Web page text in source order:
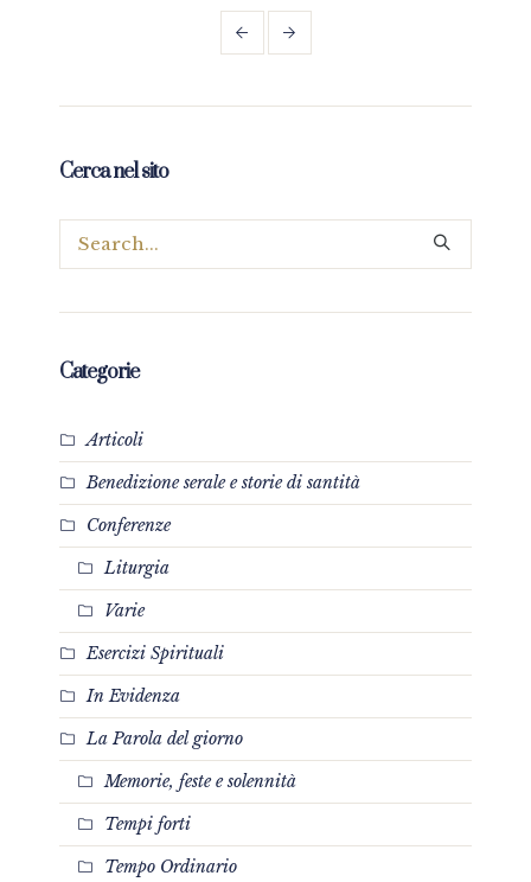
Cerca nel sito
Categorie
Articoli
Benedizione serale e storie di santità
Conferenze
Liturgia
Varie
Esercizi Spirituali
In Evidenza
La Parola del giorno
Memorie, feste e solennità
Tempi forti
Tempo Ordinario